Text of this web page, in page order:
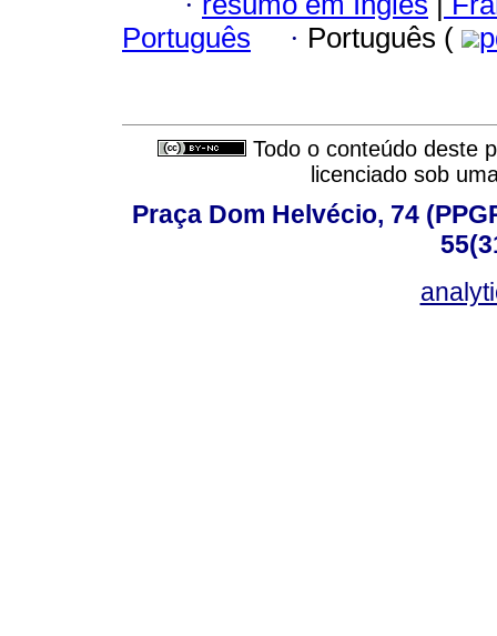
Português
· Português (
Todo o conteúdo deste
licenciado sob
Praça Dom Helvécio, 74